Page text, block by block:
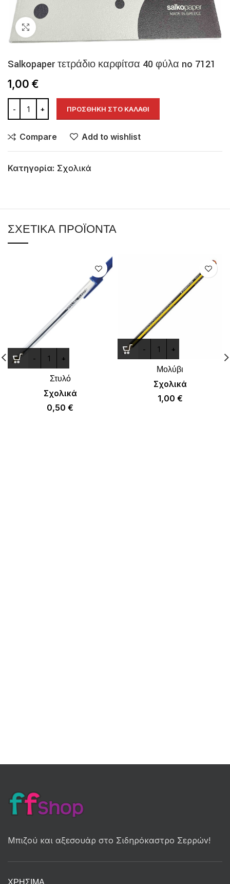
Salkopaper τετράδιο καρφίτσα 40 φύλα no 7121
1,00 €
ΠΡΟΣΘΉΚΗ ΣΤΟ ΚΑΛΆΘΙ
Compare Add to wishlist
Κατηγορία: Σχολικά
ΣΧΕΤΙΚΆ ΠΡΟΪΌΝΤΑ
Στυλό
Σχολικά
0,50 €
Μολύβι
Σχολικά
1,00 €
Μπιζού και αξεσουάρ στο Σιδηρόκαστρο Σερρών!